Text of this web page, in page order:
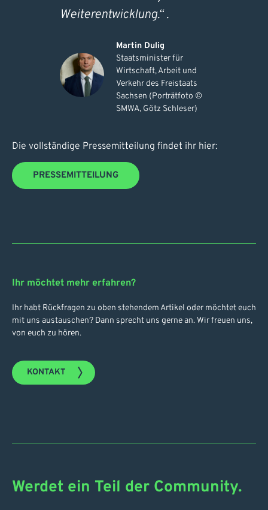
Weiterentwicklung.“ .
Martin Dulig
Staatsminister für
Wirtschaft, Arbeit und
Verkehr des Freistaats
Sachsen (Porträtfoto ©
SMWA, Götz Schleser)
Die vollständige Pressemitteilung findet ihr hier:
PRESSEMITTEILUNG
Ihr möchtet mehr erfahren?
Ihr habt Rückfragen zu oben stehendem Artikel oder möchtet euch
mit uns austauschen? Dann sprecht uns gerne an. Wir freuen uns,
von euch zu hören.
KONTAKT
Werdet ein Teil der Community.